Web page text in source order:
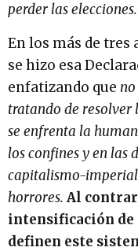
perder las elecciones.
En los más de tres
se hizo esa
enfatizando que
tratando de resolver
se enfrenta la
los confines y en las
capitalismo-
horrores. Al
intensificación de
definen este